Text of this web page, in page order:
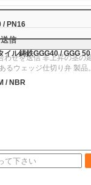
/ PN16
イル鋳鉄GGG40 / GGG 50
/ NBR
信